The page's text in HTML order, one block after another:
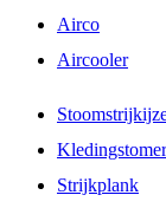
Airco
Aircooler
Kledingstomer
Strijkplank